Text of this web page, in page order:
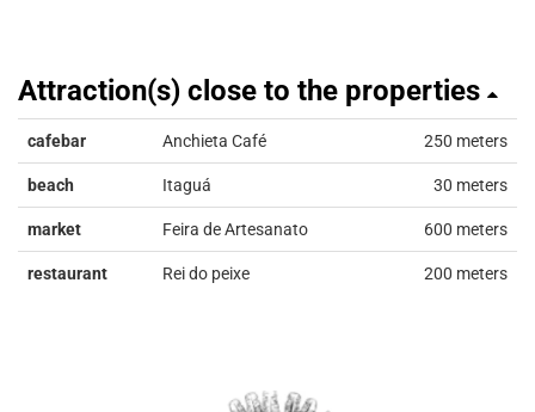
Attraction(s) close to the properties
cafebar Anchieta Café 250 meters
beach Itaguá 30 meters
market Feira de Artesanato 600 meters
restaurant Rei do peixe 200 meters